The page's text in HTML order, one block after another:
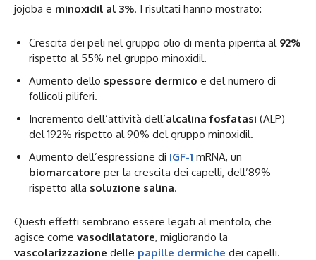
jojoba e minoxidil al 3%. I risultati hanno mostrato:
Crescita dei peli nel gruppo olio di menta piperita al 92%
rispetto al 55% nel gruppo minoxidil.
Aumento dello spessore dermico e del numero di
follicoli piliferi.
Incremento dell’attività dell’alcalina fosfatasi (ALP)
del 192% rispetto al 90% del gruppo minoxidil.
Aumento dell’espressione di IGF-1 mRNA, un
biomarcatore per la crescita dei capelli, dell’89%
rispetto alla soluzione salina.
Questi effetti sembrano essere legati al mentolo, che
agisce come vasodilatatore, migliorando la
vascolarizzazione delle papille dermiche dei capelli.